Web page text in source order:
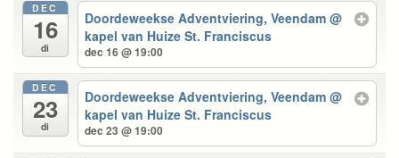
DEC
16
di
Doordeweekse Adventviering, Veendam@
kapel van Huize St. Franciscus
dec 16 @ 19:00
DEC
23
di
Doordeweekse Adventviering, Veendam@
kapel van Huize St. Franciscus
dec 23 @ 19:00